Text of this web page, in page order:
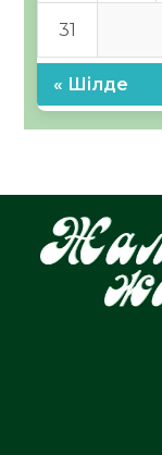
31
« Шілде